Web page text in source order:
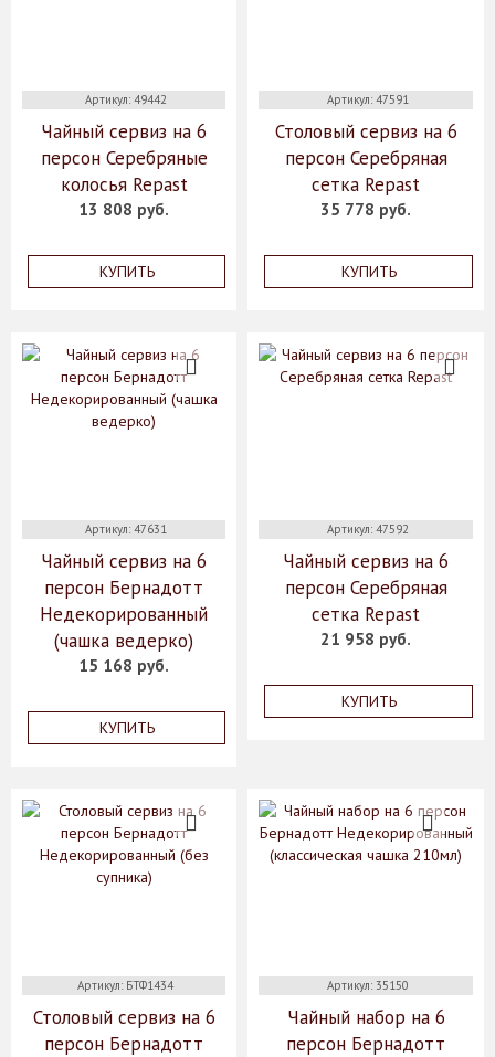
Артикул: 49442
Чайный сервиз на 6
персон Серебряные
колосья Repast
13 808 руб.
КУПИТЬ
Артикул: 47591
Столовый сервиз на 6
персон Серебряная
сетка Repast
35 778 руб.
КУПИТЬ
Артикул: 47631
Чайный сервиз на 6
персон Бернадотт
Недекорированный
(чашка ведерко)
15 168 руб.
КУПИТЬ
Артикул: 47592
Чайный сервиз на 6
персон Серебряная
сетка Repast
21 958 руб.
КУПИТЬ
Артикул: БТФ1434
Столовый сервиз на 6
персон Бернадотт
Артикул: 35150
Чайный набор на 6
персон Бернадотт